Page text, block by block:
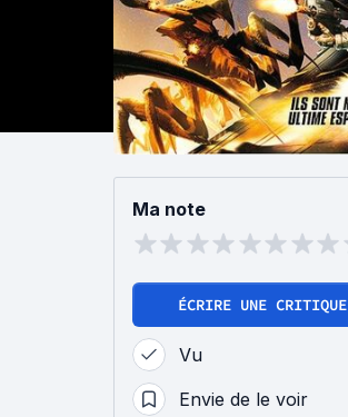
Ma note
ÉCRIRE UNE CRITIQUE
Vu
Envie de le voir